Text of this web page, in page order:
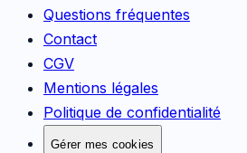
Questions fréquentes
Contact
CGV
Mentions légales
Politique de confidentialité
Gérer mes cookies